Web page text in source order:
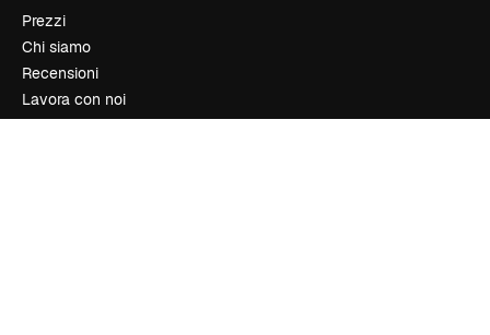
Prezzi
Chi siamo
Recensioni
Lavora con noi
Cerca tendenze